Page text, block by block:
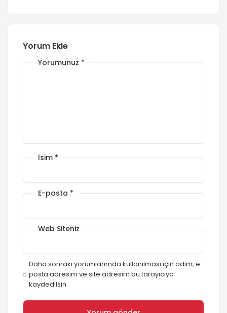
Yorum Ekle
Yorumunuz *
İsim *
E-posta *
Web Siteniz
Daha sonraki yorumlarımda kullanılması için adım, e-
posta adresim ve site adresim bu tarayıcıya
kaydedilsin.